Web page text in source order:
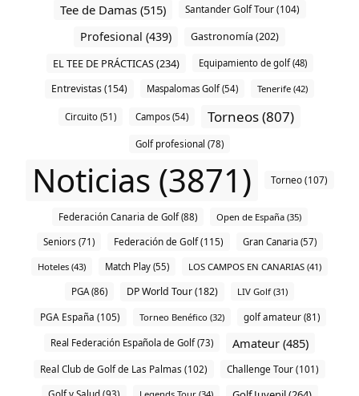
Tee de Damas (515) Santander Golf Tour (104)
Profesional (439) Gastronomía (202)
EL TEE DE PRÁCTICAS (234) Equipamiento de golf (48)
Entrevistas (154) Maspalomas Golf (54) Tenerife (42)
Circuito (51) Campos (54) Torneos (807)
Golf profesional (78)
Noticias (3871) Torneo (107)
Federación Canaria de Golf (88) Open de España (35)
Seniors (71) Federación de Golf (115) Gran Canaria (57)
Hoteles (43) Match Play (55) LOS CAMPOS EN CANARIAS (41)
PGA (86) DP World Tour (182) LIV Golf (31)
PGA España (105) Torneo Benéfico (32) golf amateur (81)
Real Federación Española de Golf (73) Amateur (485)
Real Club de Golf de Las Palmas (102) Challenge Tour (101)